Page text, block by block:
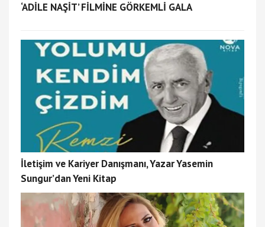
‘ADİLE NAŞİT’ FİLMİNE GÖRKEMLİ GALA
İletişim ve Kariyer Danışmanı, Yazar Yasemin
Sungur’dan Yeni Kitap